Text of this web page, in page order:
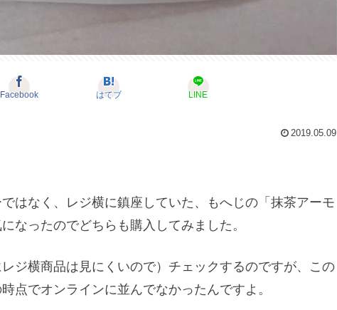
Facebook はてブ LINE
2019.05.09
はなく、レジ横に鎮座していた、もへじの「抹茶アーモ
なったのでどちらも購入してみました。
ジ横商品は見にくいので）チェックするのですが、この
点でオンラインに並んでなかったんですよ。